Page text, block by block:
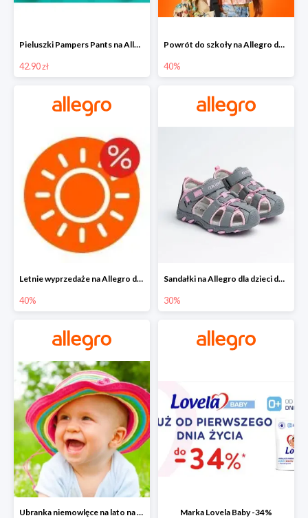
Pieluszki Pampers Pants na Allegro od 42,90 zł
42.90 zł
Powrót do szkoły na Allegro do -40%
40%
Letnie wyprzedaże na Allegro do -40%
40%
Sandałki na Allegro dla dzieci do -30%
30%
Ubranka niemowlęce na lato na Allegro do -50% Marka Lovela Baby -34%